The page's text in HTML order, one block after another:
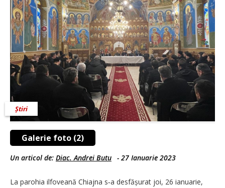
Galerie foto (2)
Știri
Un articol de: Diac. Andrei Butu - 27 Ianuarie 2023
La parohia ilfoveană Chiajna s‑a desfășurat joi, 26 ianuarie,